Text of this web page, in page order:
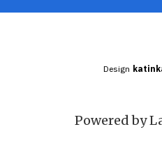
Design
Powered by